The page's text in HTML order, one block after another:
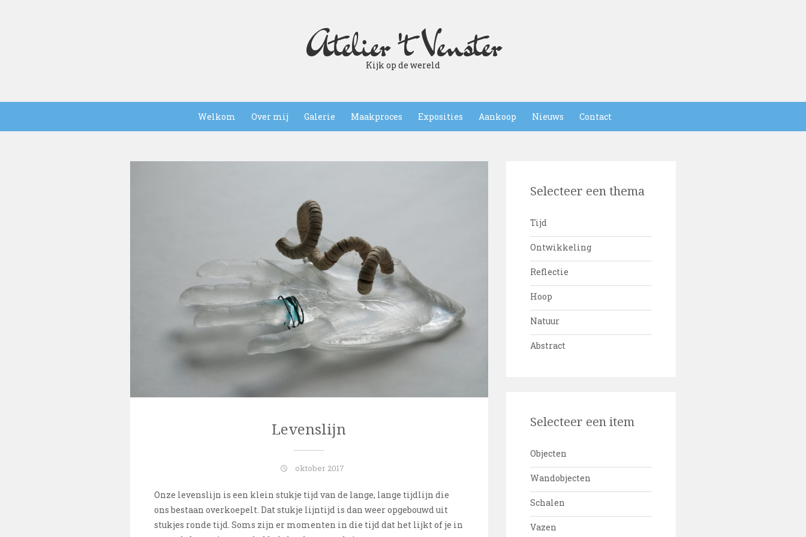
Atelier 't Venster
Kijk op de wereld
Welkom Over mij Galerie Maakproces Exposities Aankoop Nieuws Contact
Levenslijn
oktober 2017
Onze levenslijn is een klein stukje tijd van de lange, lange tijdlijn die
ons bestaan overkoepelt. Dat stukje lijntijd is dan weer opgebouwd uit
stukjes ronde tijd. Soms zijn er momenten in die tijd dat het lijkt of je in
Selecteer een thema
Tijd
Ontwikkeling
Reflectie
Hoop
Natuur
Abstract
Selecteer een item
Objecten
Wandobjecten
Schalen
Vazen